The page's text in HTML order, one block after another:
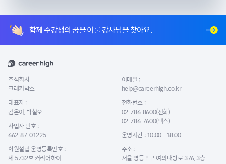
함께 수강생의 꿈을 이룰 강사님을 찾아요.
주식회사
크래커박스
대표자 :
김은이, 박철오
사업자 번호 :
662-87-01225
학원설립 운영등록번호 :
제 5732호 커리어하이
이메일 :
help@careerhigh.co.kr
전화번호 :
02-786-8600(전화)
02-786-7600(팩스)
운영시간 : 10:00 - 18:00
주소 :
서울 영등포구 여의대방로 376, 3층